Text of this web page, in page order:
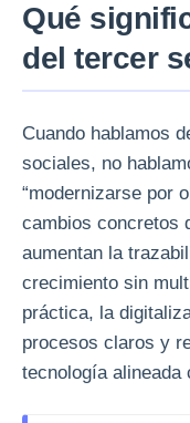
Qué
del tercer
Cuando hablamos
sociales, no
“modernizarse por
cambios concretos
aumentan la
crecimiento sin
práctica, la
procesos claros y
tecnología alineada